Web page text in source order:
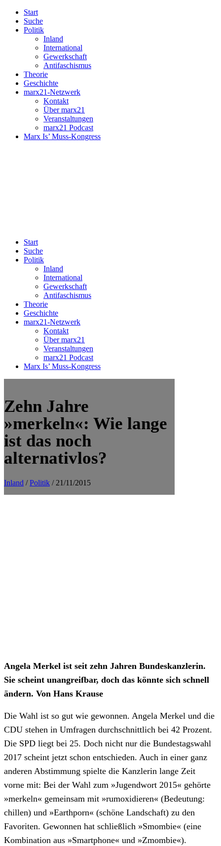
Start
Suche
Politik
Inland
International
Gewerkschaft
Antifaschismus
Theorie
Geschichte
marx21-Netzwerk
Kontakt
Über marx21
Veranstaltungen
marx21 Podcast
Marx Is’ Muss-Kongress
Start
Suche
Politik
Inland
International
Gewerkschaft
Antifaschismus
Theorie
Geschichte
marx21-Netzwerk
Kontakt
Über marx21
Veranstaltungen
marx21 Podcast
Marx Is’ Muss-Kongress
Zehn Jahre
»merkeln«: Wie lange
ist das noch
alternativlos?
Inland /Politik / 21/11/2015
Angela Merkel ist seit zehn Jahren Bundeskanzlerin.
Sie scheint unangreifbar, doch das könnte sich schnell
ändern. Von Hans Krause
Die Wahl ist so gut wie gewonnen. Angela Merkel und die
CDU stehen in Umfragen durchschnittlich bei 42 Prozent.
Die SPD liegt bei 25. Doch nicht nur die Bundestagswahl
2017 scheint jetzt schon entschieden. Auch in einer ganz
anderen Abstimmung spielte die Kanzlerin lange Zeit
vorne mit: Bei der Wahl zum »Jugendwort 2015« gehörte
»merkeln« gemeinsam mit »rumoxidieren« (Bedeutung:
chillen) und »Earthporn« (schöne Landschaft) zu den
Favoriten. Gewonnen hat schließlich »Smombie« (eine
Kombination aus »Smartphone« und »Zmombie«).